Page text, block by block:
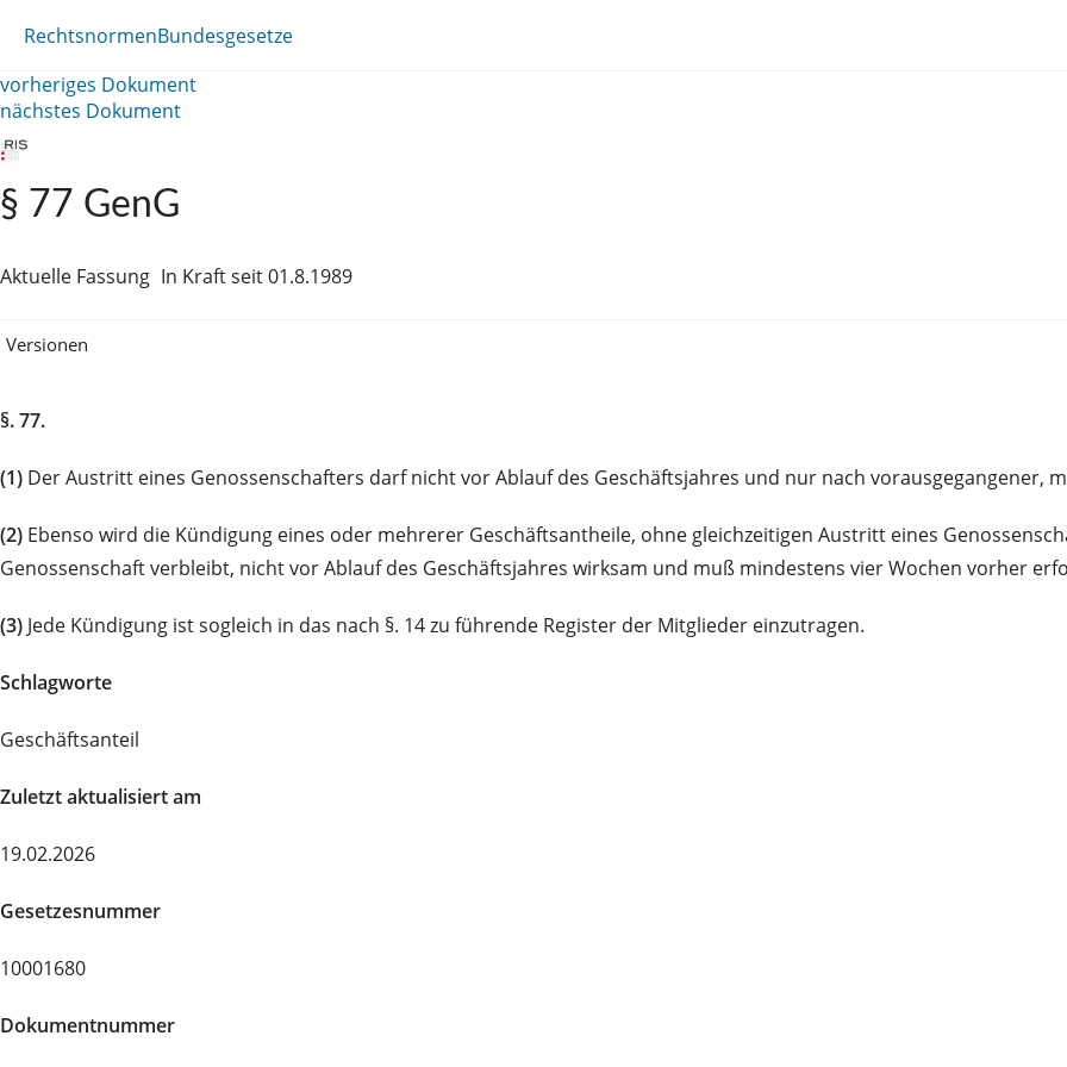
RechtsnormenBundesgesetze
vorheriges Dokument
nächstes Dokument
§ 77 GenG
Aktuelle Fassung In Kraft seit 01.8.1989
Versionen
§. 77.
(1) Der Austritt eines Genossenschafters darf nicht vor Ablauf des Geschäftsjahres und nur nach vorausgegangener,
(2) Ebenso wird die Kündigung eines oder mehrerer Geschäftsantheile, ohne gleichzeitigen Austritt eines
Genossenschaft verbleibt, nicht vor Ablauf des Geschäftsjahres wirksam und muß mindestens vier Wochen vorher
(3) Jede Kündigung ist sogleich in das nach §. 14 zu führende Register der Mitglieder einzutragen.
Schlagworte
Geschäftsanteil
Zuletzt aktualisiert am
19.02.2026
Gesetzesnummer
10001680
Dokumentnummer